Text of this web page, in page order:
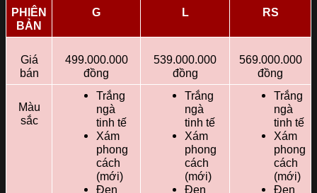
PHIÊN
BẢN
G L RS
Giá
bán
499.000.000
đồng
539.000.000
đồng
569.000.000
đồng
Màu
sắc
Trắng
ngà
tinh tế
Xám
phong
cách
(mới)
Đen
Trắng
ngà
tinh tế
Xám
phong
cách
(mới)
Đen
Trắng
ngà
tinh tế
Xám
phong
cách
(mới)
Đen